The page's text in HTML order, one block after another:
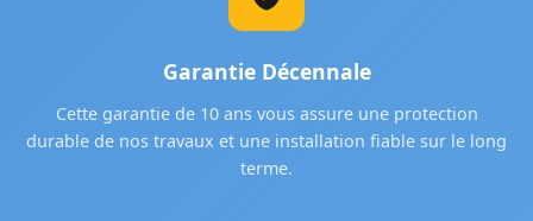
Garantie Décennale
Cette garantie de 10 ans vous assure une protection
durable de nos travaux et une installation fiable sur le long
terme.